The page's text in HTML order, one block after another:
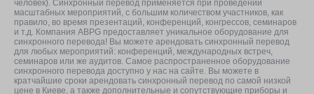
человек). Синхронный перевод применяется при проведении
масштабных мероприятий, с большим количеством участников, как
правило, во время презентаций, конференций, конгрессов, семинаров
и т.д. Компания ABPG предоставляет уникальное оборудование для
синхронного перевода! Вы можете арендовать синхронный перевод
для любых мероприятий: конференций, международных встреч,
семинаров или же аудитов. Самое распространенное оборудование
синхронного перевода доступно у нас на сайте. Вы можете в
кратчайшие сроки арендовать синхронный перевод по самой низкой
цене в Киеве, а также дополнительные и сопутствующие приборы и